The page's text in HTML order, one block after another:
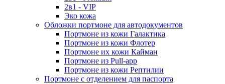
2в1 - VIP
Эко кожа
Обложки портмоне для автодокументов
Портмоне из кожи Галактика
Портмоне из кожи Флотер
Портмоне их кожи Кайман
Портмоне из Pull-app
Портмоне из кожи Рептилии
Портмоне с отделением для паспорта